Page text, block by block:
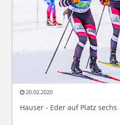
20.02.2020
Hauser - Eder auf Platz sechs